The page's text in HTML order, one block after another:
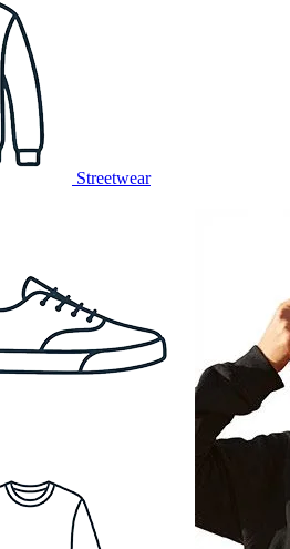
Streetwear